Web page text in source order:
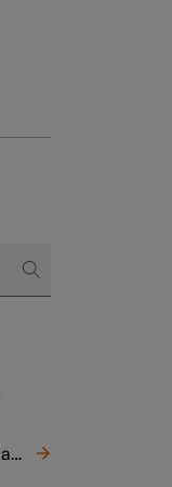
Balai d'essuie-glace et liquide lave-glace